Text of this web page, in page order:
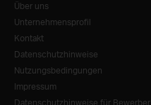
Über uns
Unternehmensprofil
Kontakt
Datenschutzhinweise
Nutzungsbedingungen
Impressum
Datenschutzhinweise für Bewerber